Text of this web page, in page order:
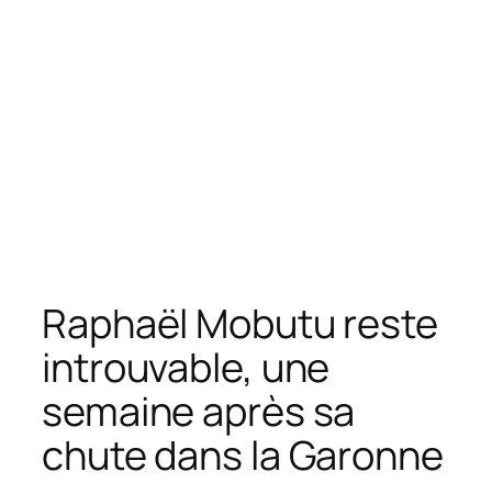
Raphaël Mobutu reste
introuvable, une
semaine après sa
chute dans la Garonne